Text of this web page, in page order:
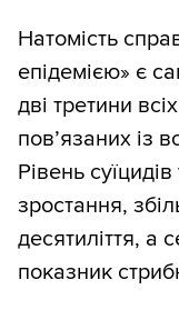
Натомість
епідемією» є
дві третини
пов’язаних із
Рівень
зростання,
десятиліття, а
показник